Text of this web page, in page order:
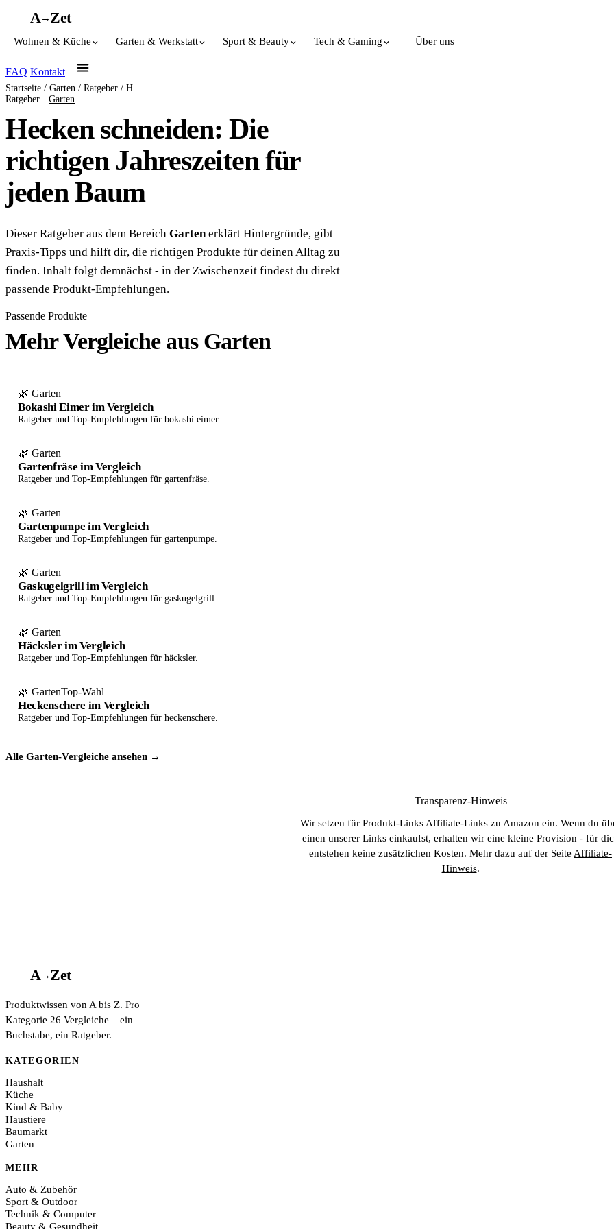
A→Zet
Wohnen & Küche Garten & Werkstatt Sport & Beauty Tech & Gaming Über uns
FAQ Kontakt
Startseite / Garten / Ratgeber / H
Ratgeber · Garten
Hecken schneiden: Die
richtigen Jahreszeiten für
jeden Baum
Dieser Ratgeber aus dem Bereich Gartenerklärt Hintergründe, gibt
Praxis-Tipps und hilft dir, die richtigen Produkte für deinen Alltag zu
finden. Inhalt folgt demnächst - in der Zwischenzeit findest du direkt
passende Produkt-Empfehlungen.
Passende Produkte
Mehr Vergleiche aus Garten
🌿 Garten
Bokashi Eimer im Vergleich
Ratgeber und Top-Empfehlungen für bokashi eimer.
🌿 Garten
Gartenfräse im Vergleich
Ratgeber und Top-Empfehlungen für gartenfräse.
🌿 Garten
Gartenpumpe im Vergleich
Ratgeber und Top-Empfehlungen für gartenpumpe.
🌿 Garten
Gaskugelgrill im Vergleich
Ratgeber und Top-Empfehlungen für gaskugelgrill.
🌿 Garten
Häcksler im Vergleich
Ratgeber und Top-Empfehlungen für häcksler.
🌿 GartenTop-Wahl
Heckenschere im Vergleich
Ratgeber und Top-Empfehlungen für heckenschere.
Alle Garten-Vergleiche ansehen →
Transparenz-Hinweis
Wir setzen für Produkt-Links Affiliate-Links zu Amazon ein. Wenn du
einen unserer Links einkaufst, erhalten wir eine kleine Provision - für
entstehen keine zusätzlichen Kosten. Mehr dazu auf der Seite Affiliate-
Hinweis.
A→Zet
Produktwissen von A bis Z. Pro
Kategorie 26 Vergleiche – ein
Buchstabe, ein Ratgeber.
KATEGORIEN
Haushalt
Küche
Kind & Baby
Haustiere
Baumarkt
Garten
MEHR
Auto & Zubehör
Sport & Outdoor
Technik & Computer
Beauty & Gesundheit